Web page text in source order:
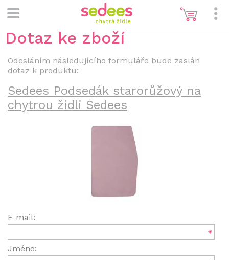
Dotaz ke zboží
Odesláním následujícího formuláře bude zaslán
dotaz k produktu:
Sedees Podsedák starorůžový na
chytrou židli Sedees
E-mail:
Jméno: